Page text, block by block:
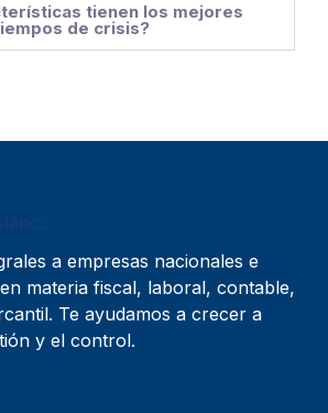
tienen los mejores
de crisis?
a empresas nacionales e
materia fiscal, laboral, contable,
Te ayudamos a crecer a
y el control.